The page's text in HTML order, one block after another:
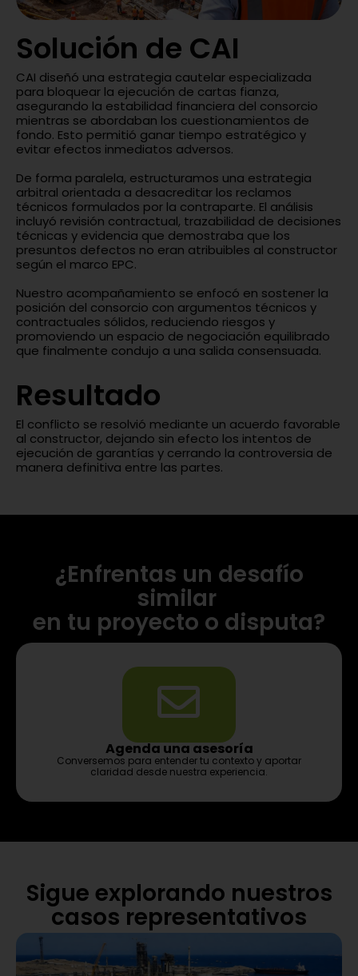
Solución de CAI
CAI diseñó una estrategia cautelar especializada
para bloquear la ejecución de cartas fianza,
asegurando la estabilidad financiera del consorcio
mientras se abordaban los cuestionamientos de
fondo. Esto permitió ganar tiempo estratégico y
evitar efectos inmediatos adversos.
De forma paralela, estructuramos una estrategia
arbitral orientada a desacreditar los reclamos
técnicos formulados por la contraparte. El análisis
incluyó revisión contractual, trazabilidad de decisiones
técnicas y evidencia que demostraba que los
presuntos defectos no eran atribuibles al constructor
según el marco EPC.
Nuestro acompañamiento se enfocó en sostener la
posición del consorcio con argumentos técnicos y
contractuales sólidos, reduciendo riesgos y
promoviendo un espacio de negociación equilibrado
que finalmente condujo a una salida consensuada.
Resultado
El conflicto se resolvió mediante un acuerdo favorable
al constructor, dejando sin efecto los intentos de
ejecución de garantías y cerrando la controversia de
manera definitiva entre las partes.
¿Enfrentas un desafío
similar
en tu proyecto o disputa?
Agenda una asesoría
Conversemos para entender tu contexto y aportar
claridad desde nuestra experiencia.
Sigue explorando nuestros
casos representativos